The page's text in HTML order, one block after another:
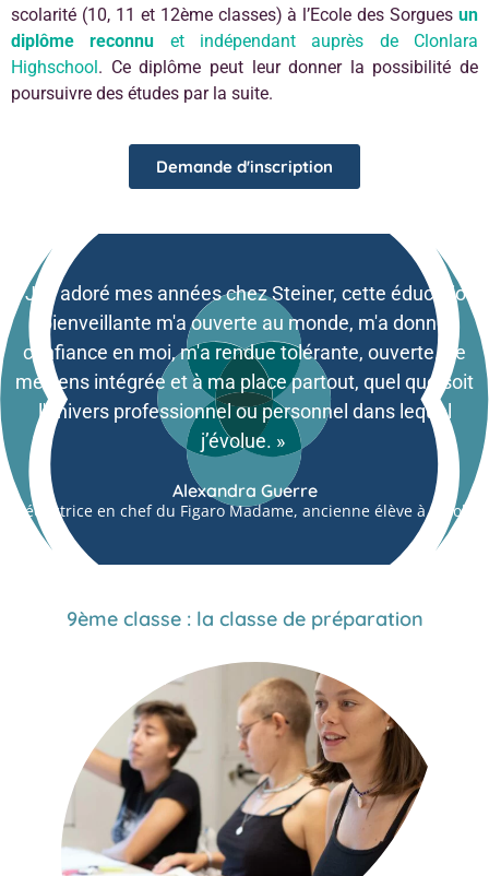
scolarité (10, 11 et 12ème classes) à l’Ecole des Sorgues un
diplôme reconnu et indépendant auprès de Clonlara
Highschool. Ce diplôme peut leur donner la possibilité de
poursuivre des études par la suite.
Demande d'inscription
« J’ai adoré mes années chez Steiner, cette éducation
bienveillante m'a ouverte au monde, m'a donné
confiance en moi, m'a rendue tolérante, ouverte. Je
me sens intégrée et à ma place partout, quel que soit
l'univers professionnel ou personnel dans lequel
j’évolue. »
Alexandra Guerre
Rédactrice en chef du Figaro Madame, ancienne élève à l’école
9ème classe : la classe de préparation